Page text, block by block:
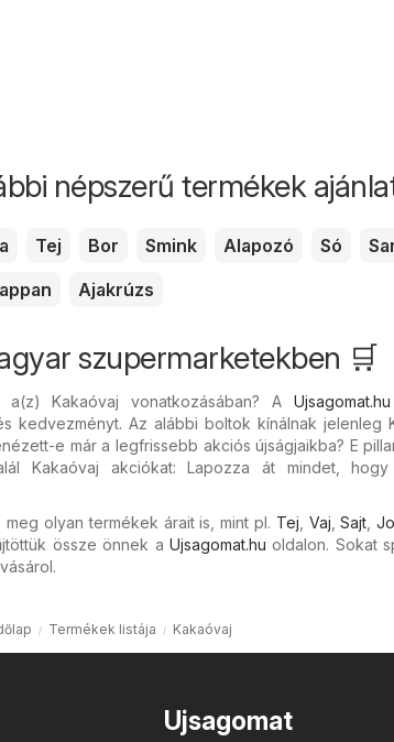
népszerű termékek
Tej Bor Smink Alapozó Só
Ajakrúzs
szupermarketekben 🛒
a(z) Kakaóvaj vonatkozásában? AUjsagomat.hu
kedvezményt. Az alábbi boltok kínálnak jelenleg
e már a legfrissebb akciós újságjaikba? E
Kakaóvaj akciókat: Lapozza át mindet,
olyan termékek árait is, mint pl. Tej Vaj ,Sajt ,
össze önnek a Ujsagomat.hu oldalon. Sokat
Termékek listája Kakaóvaj
Ujsagomat